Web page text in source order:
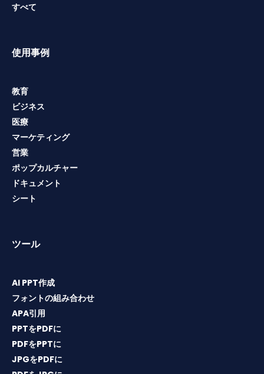
すべて
使用事例
教育
ビジネス
医療
マーケティング
営業
ポップカルチャー
ドキュメント
シート
ツール
AI PPT作成
フォントの組み合わせ
APA引用
PPTをPDFに
PDFをPPTに
JPGをPDFに